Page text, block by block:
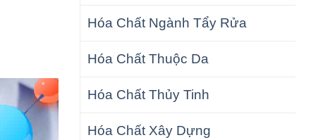
Hóa Chất Ngành Tẩy Rửa
Hóa Chất Thuộc Da
Hóa Chất Thủy Tinh
Hóa Chất Xây Dựng